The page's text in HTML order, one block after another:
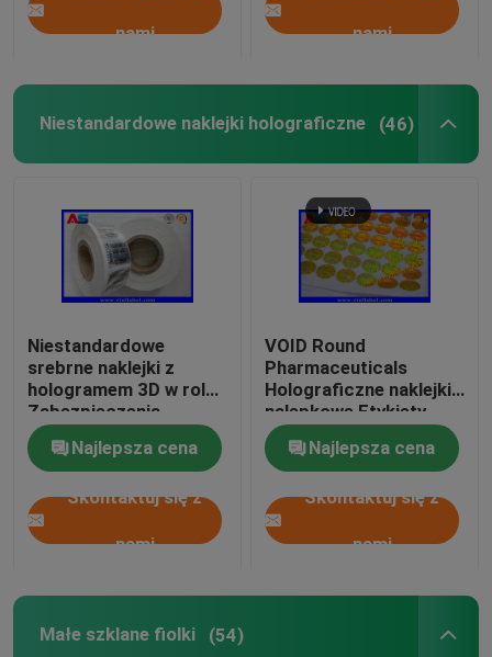
nami nami
Niestandardowe naklejki holograficzne (46)
Niestandardowe
srebrne naklejki z
hologramem 3D w rolce
Zabezpieczenia
oryginalne z
holograficznymi
naklejkami
zabezpieczającymi z
poważnymi czarnymi
kodami
Najlepsza cena
Skontaktuj się z
nami
VOID Round
Pharmaceuticals
Holograficzne naklejki
nalepkowe Etykiety
anty fałszywe 3D
naklejki hologramów
Najlepsza cena
Skontaktuj się z
nami
Małe szklane fiolki (54)